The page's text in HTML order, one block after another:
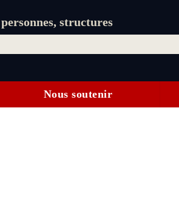
structures
Nous soutenir